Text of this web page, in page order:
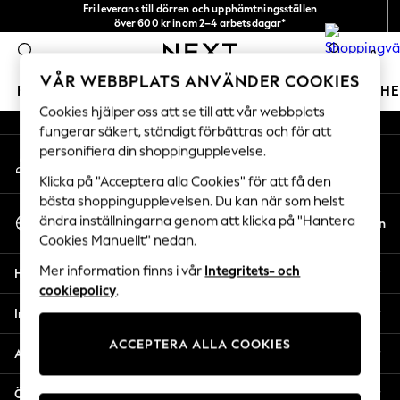
Fri leverans till dörren och upphämtningsställen
över 600 kr inom 2–4 arbetsdagar*
0
FLICKOR POJKAR BABY DAMER HERRAR
GIRLS
New In
50 - 92cm (0 - 24 months)
98 - 110cm (3 - 5 years)
116 - 134cm (6 - 9 years)
140 - 174cm (10 - 15+ years)
Trending: Top & Short Sets
Trending: Clogs
All Clothing
Coats & Jackets
Sweatshirts & Hoodies
An error occurred on client
Våra sociala nätverk
Mitt konto
Logga in på ditt konto
Välj Språk
Svenska
Sv En
Hjälp
Integritet & Juridik
Avdelningar
Övriga tjänster
VÅR WEBBPLATS ANVÄNDER COOKIES
Cookies hjälper oss att se till att vår webbplats
fungerar säkert, ständigt förbättras och för att
personifiera din shoppingupplevelse.
Klicka på "Acceptera alla Cookies" för att få den
bästa shoppingupplevelsen. Du kan när som helst
ändra inställningarna genom att klicka på "Hantera
Cookies Manuellt" nedan.
Mer information finns i vår Integritets- och
cookiepolicy.
ACCEPTERA ALLA COOKIES